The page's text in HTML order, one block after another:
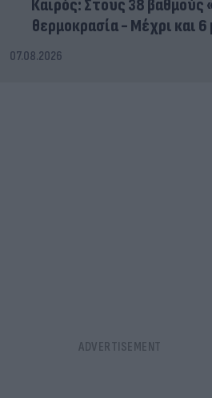
Καιρός: Στους 38
θερμοκρασία - Μέχρι και
07.08.2026